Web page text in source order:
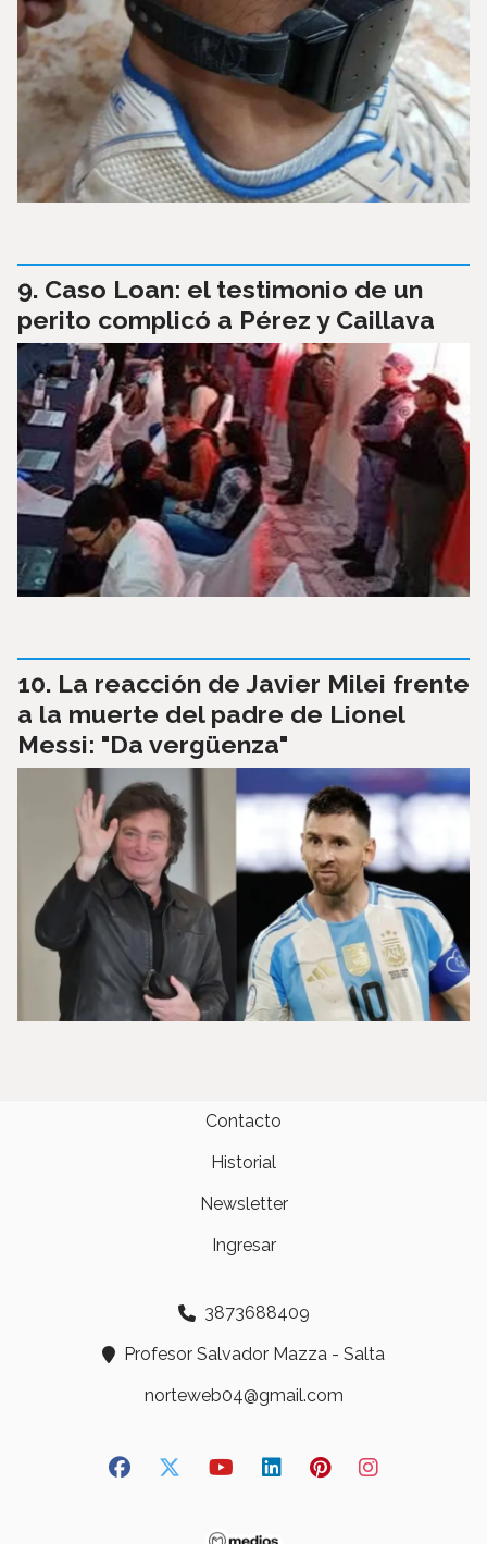
Caso Loan: el testimonio de un
perito complicó a Pérez y Caillava
La reacción de Javier Milei frente
a la muerte del padre de Lionel
Messi: "Da vergüenza"
Contacto
Historial
Newsletter
Ingresar
3873688409
Profesor Salvador Mazza - Salta
norteweb04@gmail.com